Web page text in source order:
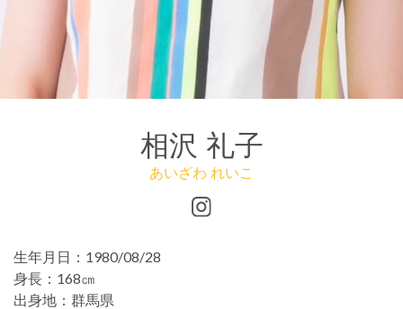
相沢 礼子
あいざわ れいこ
生年月日： 1980/08/28
身長： 168㎝
出身地： 群馬県